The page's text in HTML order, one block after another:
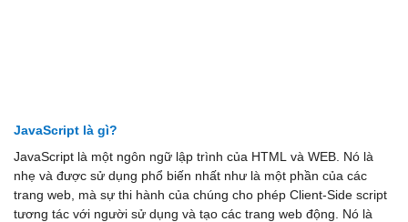
JavaScript là gì?
JavaScript là một ngôn ngữ lập trình của HTML và WEB. Nó là
nhẹ và được sử dụng phổ biến nhất như là một phần của các
trang web, mà sự thi hành của chúng cho phép Client-Side script
tương tác với người sử dụng và tạo các trang web động. Nó là